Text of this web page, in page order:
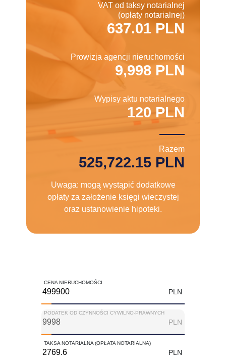
VAT od taksy notarialnej
(opłaty notarialnej)
637.01 PLN
Prowizja agencji nieruchomości
9,998 PLN
Wypisy aktu notarialnego
120 PLN
Razem
525,722.15 PLN
Uwaga: mogą wystąpić dodatkowe
opłaty za założenie księgi wieczystej
oraz ustanowienie hipoteki.
CENA NIERUCHOMOŚCI
PLN
PODATEK OD CZYNNOŚCI CYWILNO-PRAWNYCH
PLN
TAKSA NOTARIALNA (OPŁATA NOTARIALNA)
PLN